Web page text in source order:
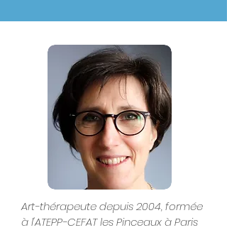
Art-thérapeute depuis 2004, formée
à l'ATEPP-CEFAT les Pinceaux à Paris